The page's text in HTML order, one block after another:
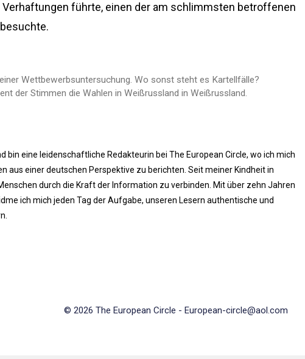
Verhaftungen führte, einen der am schlimmsten betroffenen
Wettbewerbsuntersuchung. Wo sonst steht es Kartellfälle?
der Stimmen die Wahlen in Weißrussland in Weißrussland.
bin eine leidenschaftliche Redakteurin bei The European Circle, wo ich mich
aus einer deutschen Perspektive zu berichten. Seit meiner Kindheit in
durch die Kraft der Information zu verbinden. Mit über zehn Jahren
ich mich jeden Tag der Aufgabe, unseren Lesern authentische und
© 2026 The European Circle - European-circle@aol.com